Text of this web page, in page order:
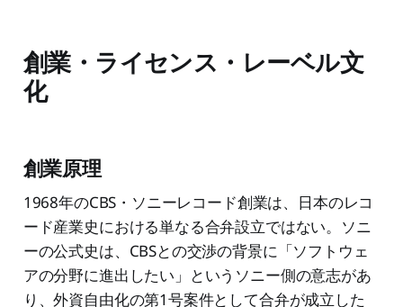
創業・ライセンス・レーベル文
化
創業原理
1968年のCBS・ソニーレコード創業は、日本のレコ
ード産業史における単なる合弁設立ではない。ソニ
ーの公式史は、CBSとの交渉の背景に「ソフトウェ
アの分野に進出したい」というソニー側の意志があ
り、外資自由化の第1号案件として合弁が成立した